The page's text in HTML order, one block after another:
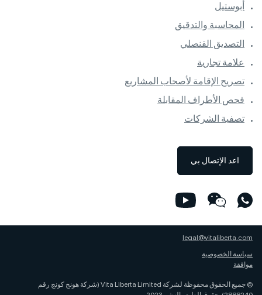
أبوستيل
المحاسبة والتدقيق
التصديق القنصلي
علامة تجارية
تصريح الإقامة لأصحاب المشاريع
فحص الأطراف المقابلة
تصفية الشركات
اعد الإتصال بي
legal@vitaliberta.com
سياسة الخصوصية
موافقة
© جميع الحقوق محفوظة لشركة Vita Liberta Limited (شركة هونج كونج رقم